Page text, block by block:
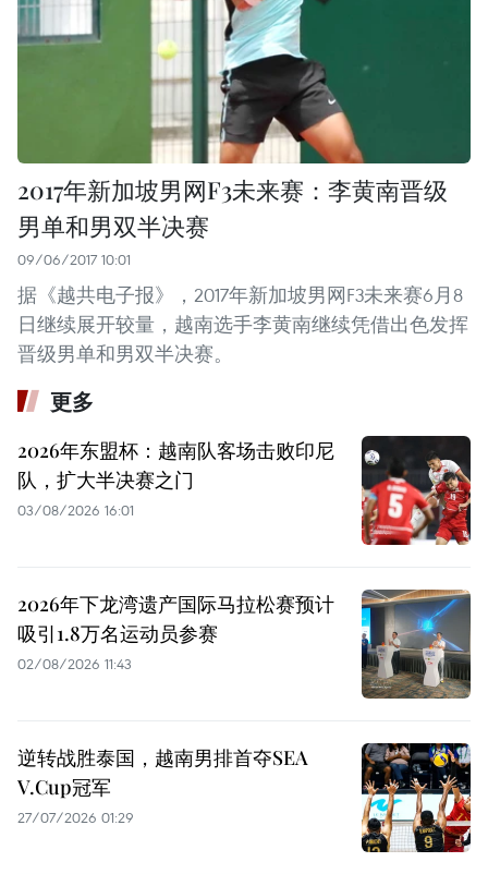
2017年新加坡男网F3未来赛：李黄南晋级
男单和男双半决赛
09/06/2017 10:01
据《越共电子报》，2017年新加坡男网F3未来赛6月8
日继续展开较量，越南选手李黄南继续凭借出色发挥
晋级男单和男双半决赛。
更多
2026年东盟杯：越南队客场击败印尼
队，扩大半决赛之门
03/08/2026 16:01
2026年下龙湾遗产国际马拉松赛预计
吸引1.8万名运动员参赛
02/08/2026 11:43
逆转战胜泰国，越南男排首夺SEA
V.Cup冠军
27/07/2026 01:29